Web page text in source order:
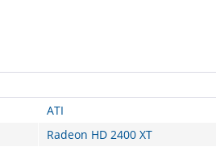
ATI
Radeon HD 2400 XT